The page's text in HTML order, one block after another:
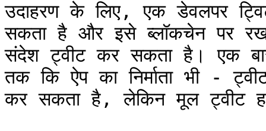
उदाहरण के लिए, एक डेवलपर
सकता है और इसे ब्लॉकचेन पर रख
संदेश ट्वीट कर सकता है। एक
तक ​​कि ऐप का निर्माता भी -
कर सकता है, लेकिन मूल ट्वीट